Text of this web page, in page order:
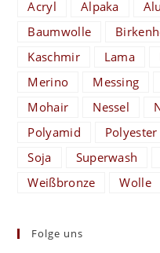
Acryl Alpaka
Baumwolle
Kaschmir
Lama
Merino
Messing
Mohair
Nessel
Polyamid
Polyester
Soja
Superwash
Weißbronze
Wolle
Folge uns